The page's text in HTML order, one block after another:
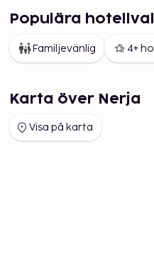
Populära
Familjevänlig 4+
Karta över Nerja
Visa på karta